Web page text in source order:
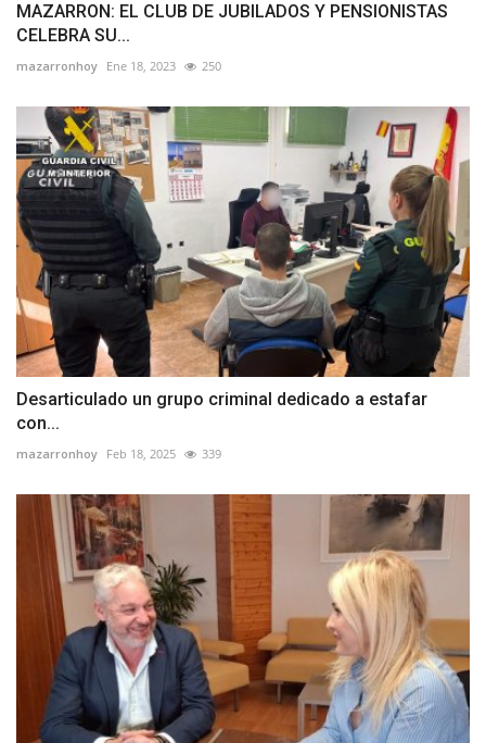
MAZARRON: EL CLUB DE JUBILADOS Y PENSIONISTAS
CELEBRA SU...
mazarronhoy Ene 18, 2023 250
Desarticulado un grupo criminal dedicado a estafar
con...
mazarronhoy Feb 18, 2025 339